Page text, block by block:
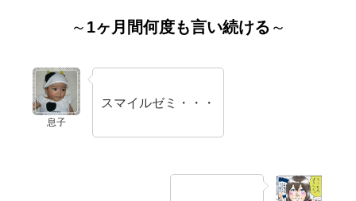
～ 1ヶ月間何度も言い続ける ～
息子
スマイルゼミ・・・